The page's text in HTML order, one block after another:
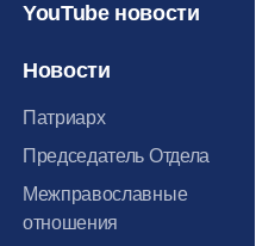
YouTube новости
Новости
Патриарх
Председатель Отдела
Межправославные
отношения